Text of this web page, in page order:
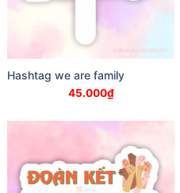
Hashtag we are family
45.000₫